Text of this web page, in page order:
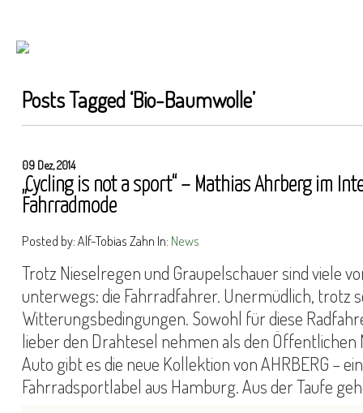
Posts Tagged ‘Bio-Baumwolle’
09 Dez, 2014
„Cycling is not a sport“ – Mathias Ahrberg im
Fahrradmode
Posted by: Alf-Tobias Zahn In:News
Trotz Nieselregen und Graupelschauer sind viele
unterwegs: die Fahrradfahrer. Unermüdlich, trotz
Witterungsbedingungen. Sowohl für diese
lieber den Drahtesel nehmen als den Öffentlichen
Auto gibt es die neue Kollektion von AHRBERG –
Fahrradsportlabel aus Hamburg. Aus der Taufe